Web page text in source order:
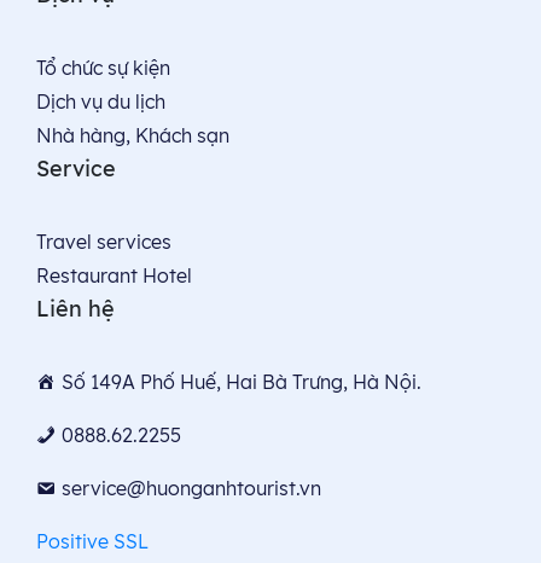
Tổ chức sự kiện
Dịch vụ du lịch
Nhà hàng, Khách sạn
Service
Travel services
Restaurant Hotel
Liên hệ
Số 149A Phố Huế, Hai Bà Trưng, Hà Nội.
0888.62.2255
service@huonganhtourist.vn
Positive SSL